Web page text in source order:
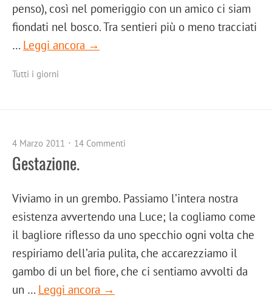
penso), così nel pomeriggio con un amico ci siam
fiondati nel bosco. Tra sentieri più o meno tracciati
… Leggi ancora →
Tutti i giorni
4 Marzo 2011 14 Commenti
Gestazione.
Viviamo in un grembo. Passiamo l’intera nostra
esistenza avvertendo una Luce; la cogliamo come
il bagliore riflesso da uno specchio ogni volta che
respiriamo dell’aria pulita, che accarezziamo il
gambo di un bel fiore, che ci sentiamo avvolti da
un … Leggi ancora →